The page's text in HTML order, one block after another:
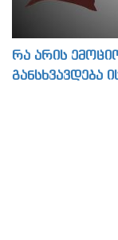
რა არის
განსხვავდება